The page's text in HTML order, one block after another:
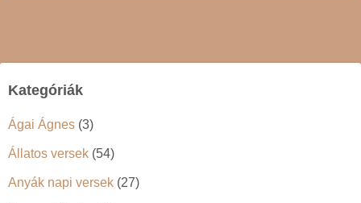
Kategóriák
Ágai Ágnes (3)
Állatos versek (54)
Anyák napi versek (27)